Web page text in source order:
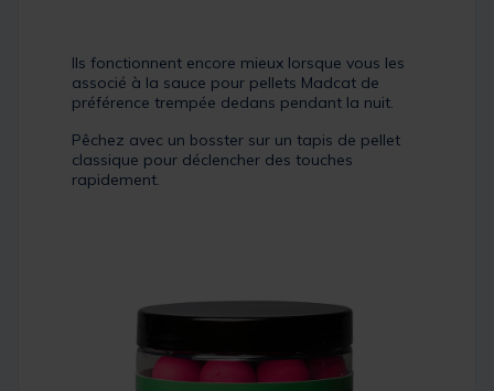
Ils fonctionnent encore mieux lorsque vous les
associé à la sauce pour pellets Madcat de
préférence trempée dedans pendant la nuit.
Pêchez avec un bosster sur un tapis de pellet
classique pour déclencher des touches
rapidement.